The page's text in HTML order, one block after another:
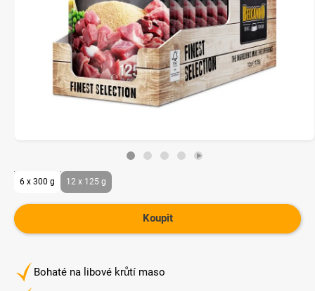
Bohaté na libové krůtí maso
6 x 300 g 12 x 125 g
Koupit